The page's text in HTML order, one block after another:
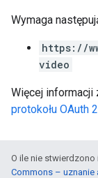
Wymaga
https://
video
Więcej
protokołu OAuth
O ile nie
Commons – uznanie